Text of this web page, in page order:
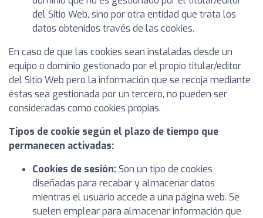
del Sitio Web, sino por otra entidad que trata los
datos obtenidos través de las cookies.
En caso de que las cookies sean instaladas desde un
equipo o dominio gestionado por el propio titular/editor
del Sitio Web pero la información que se recoja mediante
éstas sea gestionada por un tercero, no pueden ser
consideradas como cookies propias.
Tipos de cookie según el plazo de tiempo que
permanecen activadas:
Cookies de sesión:Son un tipo de cookies
diseñadas para recabar y almacenar datos
mientras el usuario accede a una página web. Se
suelen emplear para almacenar información que